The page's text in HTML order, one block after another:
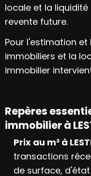
locale et la
revente future.
Pour l'estimation
immobiliers et la
immobilier intervient
Repères
immobilier à
Prix au m² à
transactions
de surface,